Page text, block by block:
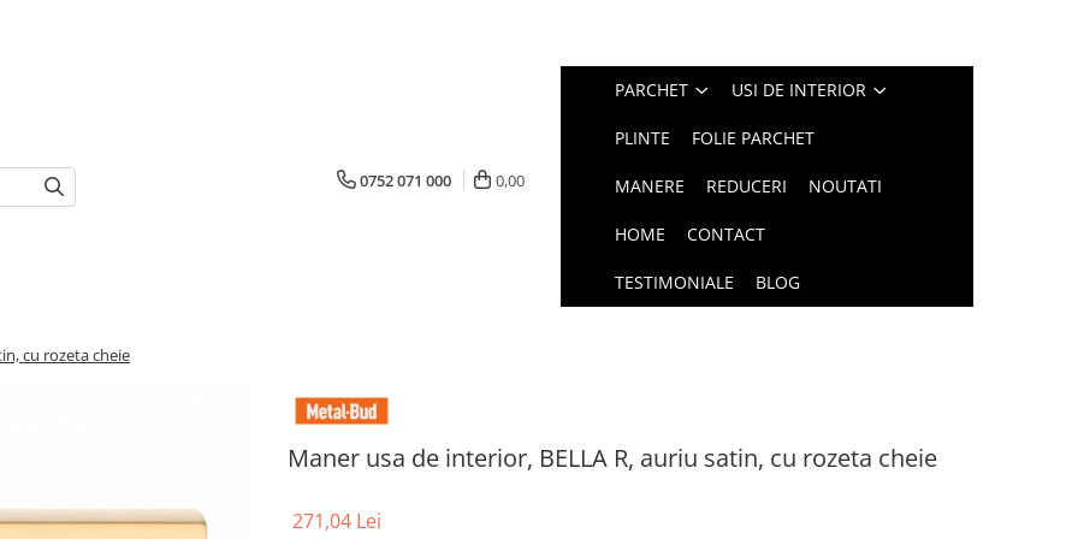
0752 071 000 0,00
PARCHET USI DE INTERIOR
PLINTE FOLIE PARCHET
MANERE REDUCERI NOUTATI
HOME CONTACT
TESTIMONIALE BLOG
cu rozeta cheie
Maner usa de interior, BELLA R, auriu satin, cu rozeta cheie
271,04 Lei